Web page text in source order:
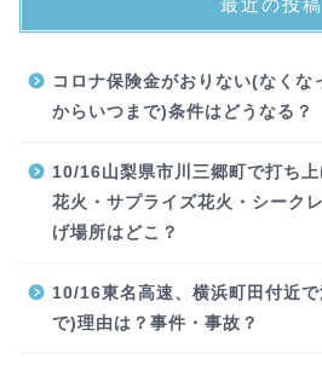
コロナ保険金がおりない(なくな
からいつまで)条件はどうなる？
10/16山梨県市川三郷町で打ち
花火・サプライズ花火・シーク
げ場所はどこ？
10/16東名高速、横浜町田付近
で)理由は？事件・事故？